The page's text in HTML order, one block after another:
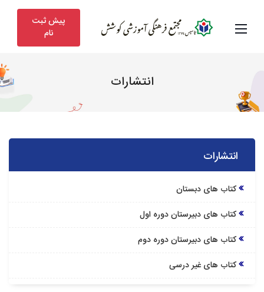
پیش ثبت
نام
انتشارات
انتشارات
کتاب های دبستان
کتاب های دبیرستان دوره اول
کتاب های دبیرستان دوره دوم
کتاب های غیر درسی